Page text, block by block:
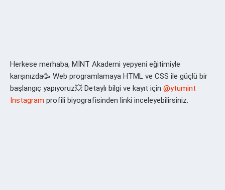
Herkese merhaba, MİNT Akademi yepyeni eğitimiyle
karşınızda🥳 Web programlamaya HTML ve CSS ile güçlü bir
başlangıç yapıyoruz💥 Detaylı bilgi ve kayıt için @ytumint
Instagram profili biyografisinden linki inceleyebilirsiniz.